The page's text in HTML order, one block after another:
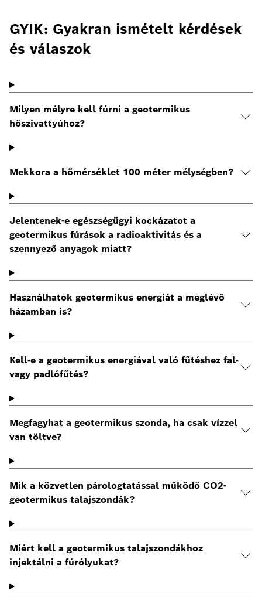
GYIK: Gyakran ismételt kérdések
és válaszok
Milyen mélyre kell fúrni a geotermikus
hőszivattyúhoz?
Mekkora a hőmérséklet 100 méter mélységben?
Jelentenek-e egészségügyi kockázatot a
geotermikus fúrások a radioaktivitás és a
szennyező anyagok miatt?
Használhatok geotermikus energiát a meglévő
házamban is?
Kell-e a geotermikus energiával való fűtéshez fal-
vagy padlófűtés?
Megfagyhat a geotermikus szonda, ha csak vízzel
van töltve?
Mik a közvetlen párologtatással működő CO2-
geotermikus talajszondák?
Miért kell a geotermikus talajszondákhoz
injektálni a fúrólyukat?